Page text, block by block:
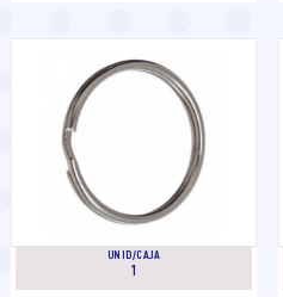
UNID/CAJA
1